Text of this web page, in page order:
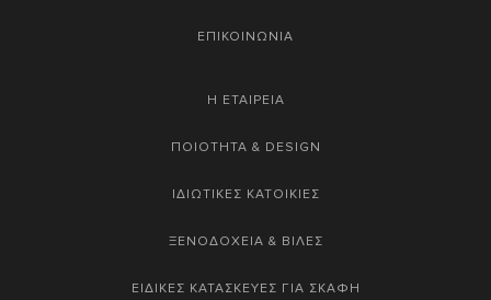
ΕΠΙΚΟΙΝΩΝΙΑ
Η ΕΤΑΙΡΕΙΑ
ΠΟΙΟΤΗΤΑ & DESIGN
ΙΔΙΩΤΙΚΕΣ ΚΑΤΟΙΚΙΕΣ
ΞΕΝΟΔΟΧΕΙΑ & ΒΙΛΕΣ
ΕΙΔΙΚΕΣ ΚΑΤΑΣΚΕΥΕΣ ΓΙΑ ΣΚΑΦΗ